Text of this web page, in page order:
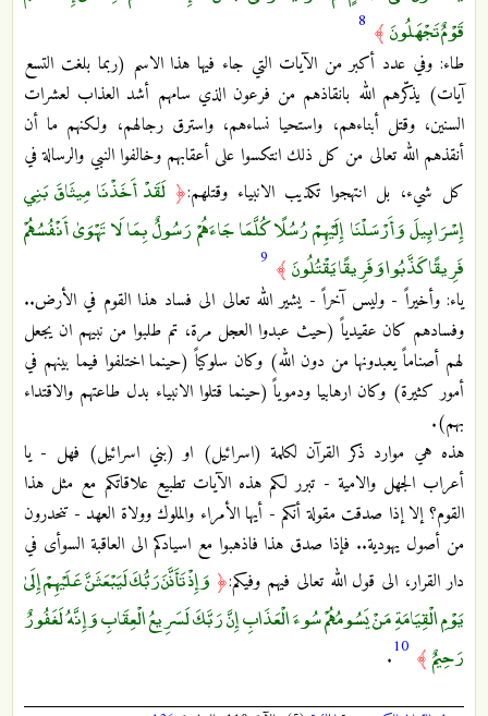
قَوْمٌ تَجْهَلُونَ ﴾ 8
طاء: وفي عدد أكبر من الآيات التي جاء فيها هذا الاسم (ربما بلغت التسع
آيات) يذكّرهم الله بانقاذهم من فرعون الذي سامهم أشد العذاب لعشرات
السنين، وقتل أبناءهم، واستحيا نساءهم، واسترق رجالهم، ولكنهم ما أن
أنقذهم الله تعالى من كل ذلك انتكسوا على أعقابهم وخالفوا النبي والرسالة في
كل شيء، بل انتهجوا تكذيب الانبياء وقتلهم:﴿ لَقَدْ أَخَذْنَا مِيثَاقَ بَنِي
إِسْرَائِيلَ وَأَرْسَلْنَا إِلَيْهِمْ رُسُلًا كُلَّمَا جَاءَهُمْ رَسُولٌ بِمَا لَا تَهْوَىٰ أَنْفُسُهُمْ
فَرِيقًا كَذَّبُوا وَفَرِيقًا يَقْتُلُونَ ﴾ 9
ياء: وأخيراً - وليس آخراً - يشير الله تعالى الى فساد هذا القوم في الأرض..
وفسادهم كان عقيدياً (حيث عبدوا العجل مرة، تم طلبوا من نبيهم ان يجعل
لهم أصناماً يعبدونها من دون الله) وكان سلوكياً (حينما اختلفوا فيما بينهم في
أمور كثيرة) وكان ارهابيا ودموياً (حينما قتلوا الانبياء بدل طاعتهم والاقتداء
بهم).
هذه هي موارد ذكر القرآن لكلمة (اسرائيل) او (بني اسرائيل) فهل - يا
أعراب الجهل والامية - تبرر لكم هذه الآيات تطبيع علاقاتكم مع مثل هذا
القوم؟ إلا إذا صدقت مقولة أنكم - أيها الأمراء والملوك وولاة العهد - تنحدرون
من أصول يهودية.. فإذا صدق هذا فاذهبوا مع اسيادكم الى العاقبة السوأى في
دار القرار، الى قول الله تعالى فيهم وفيكم:﴿ وَإِذْ تَأَذَّنَ رَبُّكَ لَيَبْعَثَنَّ عَلَيْهِمْ إِلَىٰ
يَوْمِ الْقِيَامَةِ مَنْ يَسُومُهُمْ سُوءَ الْعَذَابِ إِنَّ رَبَّكَ لَسَرِيعُ الْعِقَابِ وَإِنَّهُ لَغَفُورٌ
رَحِيمٌ ﴾ 10
.